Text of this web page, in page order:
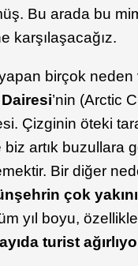
Bu arada bu
karşılaşacağız.
birçok neden
’nin (Arctic
Çizginin öteki
biz artık buzullara
Bir diğer
şehrin çok
yıl boyu,
turist